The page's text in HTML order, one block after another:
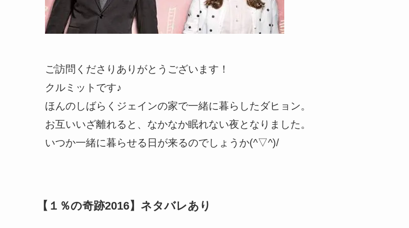
ご訪問くださりありがとうございます！
クルミットです♪
ほんのしばらくジェインの家で一緒に暮らしたダヒョン。
お互いいざ離れると、なかなか眠れない夜となりました。
いつか一緒に暮らせる日が来るのでしょうか(^▽^)/
【１％の奇跡2016】ネタバレあり